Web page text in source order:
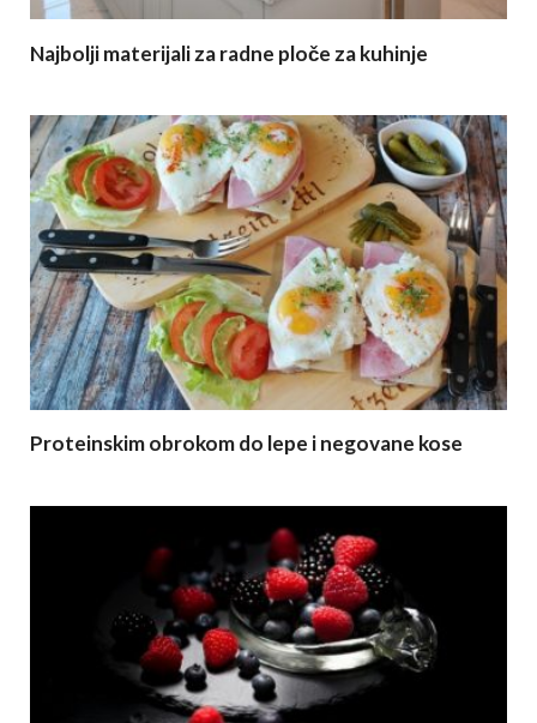
Najbolji materijali za radne ploče za kuhinje
Proteinskim obrokom do lepe i negovane kose